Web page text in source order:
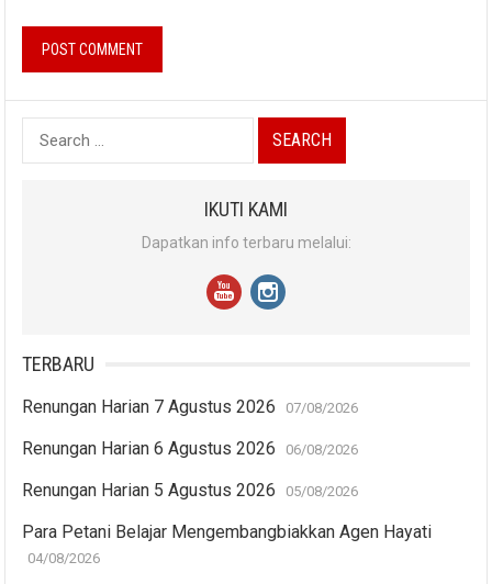
Search
for:
IKUTI KAMI
Dapatkan info terbaru melalui:
TERBARU
Renungan Harian 7 Agustus 2026 07/08/2026
Renungan Harian 6 Agustus 2026 06/08/2026
Renungan Harian 5 Agustus 2026 05/08/2026
Para Petani Belajar Mengembangbiakkan Agen Hayati
04/08/2026